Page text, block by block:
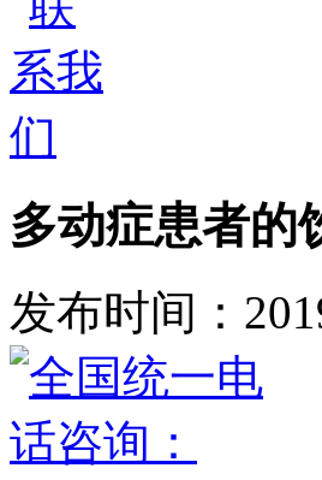
多动症患者的
发布时间：